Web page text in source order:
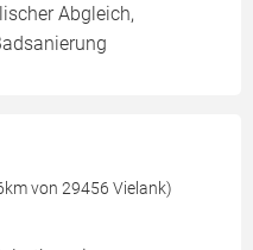
Abgleich,
von 29456 Vielank)